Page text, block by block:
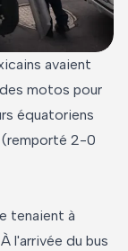
avaient
motos pour
équatoriens
(remporté 2-0
tenaient à
l'arrivée du bus